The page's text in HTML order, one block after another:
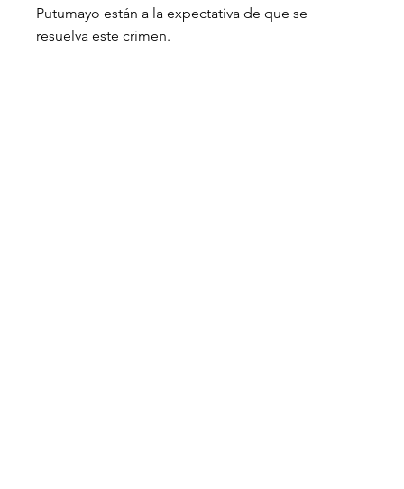
Putumayo están a la expectativa de que se
resuelva este crimen.